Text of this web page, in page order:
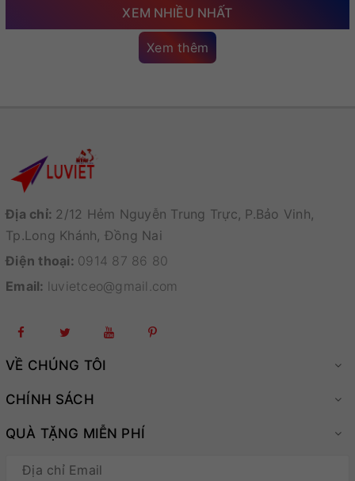
XEM NHIỀU NHẤT
Xem thêm
Địa chỉ: 2/12 Hẻm Nguyễn Trung Trực, P.Bảo Vinh,
Tp.Long Khánh, Đồng Nai
Điện thoại: 0914 87 86 80
Email: luvietceo@gmail.com
VỀ CHÚNG TÔI
CHÍNH SÁCH
QUÀ TẶNG MIỄN PHÍ